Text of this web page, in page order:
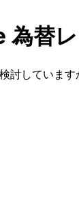
替レ
していま